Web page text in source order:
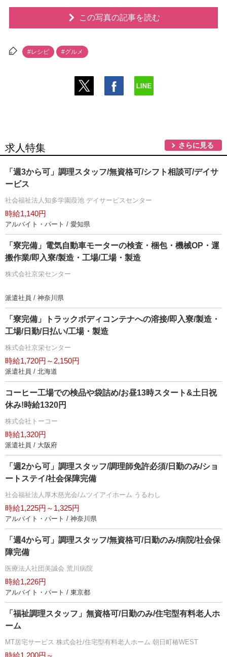
この写真の記事を読む
#レシピ #グルメ
求人特集 さらに見る
「週3から可」調理スタッフ/無資格可/シフト相談可/デイサ
ービス
社会福祉法人知多学園葭池 デイサービスセンター
時給1,140円
アルバイト・パート / 愛知県
「寮完備」電気自動車モーターの検査・梱包・機械OP・運
搬作業/即入寮/製造・工場/工場・製造
株式会社京栄センター
派遣社員 / 神奈川県
「寮完備」トラックボディコンテナへの溶接/即入寮/製造・
工場/日勤/日払い/工場・製造
株式会社京栄センター
時給1,720円～2,150円
派遣社員 / 北海道
コーヒー工場での検品や袋詰め/お昼13時スタート&土日祝
休み!時給1320円
株式会社トーコー
時給1,320円
派遣社員 / 大阪府
「週2から可」調理スタッフ/調理師免許必須/日勤のみ/ショ
ートステイ/社会保障完備
社会福祉法人厚木慈光会/ムツイアイホーム うるわし
時給1,225円～1,325円
アルバイト・パート / 神奈川県
「週4から可」調理スタッフ/無資格可/日勤のみ/病院/社会保
障完備
医療法人社団美誠会 荒川病院
時給1,226円
アルバイト・パート / 東京都
「福祉調理スタッフ」無資格可/日勤のみ/住宅型有料老人ホ
ーム
MT居宅サービス 株式会社/住宅型有料老人ホーム 朝日町椿WEST
時給1,200円～